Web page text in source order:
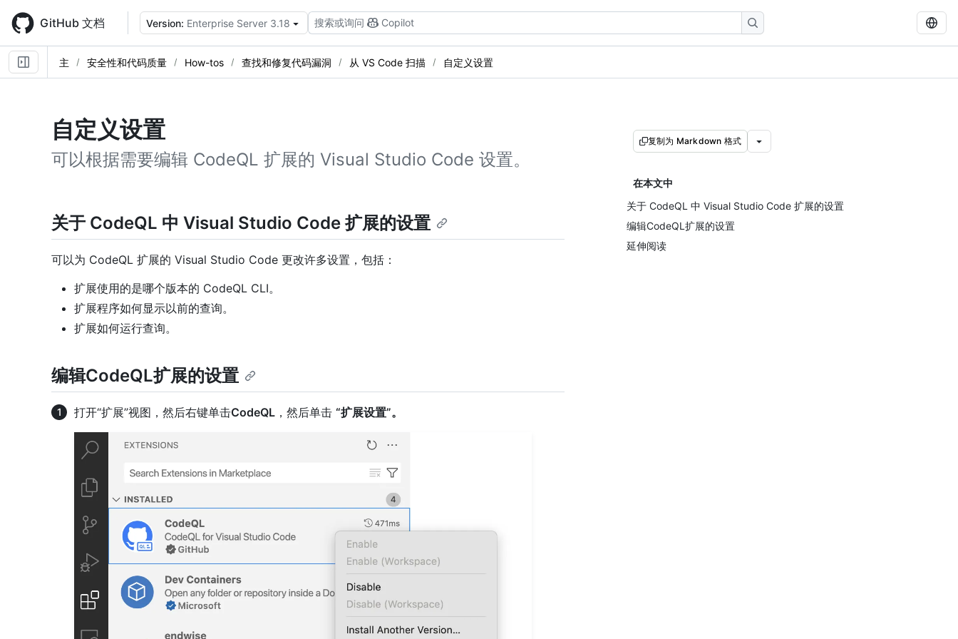
main
content
GitHub 文档 Version: Enterprise Server 3.18 搜索或询问 Copilot
主 安全性和代码质量 How-tos 查找和修复代码漏洞 从 VS Code 扫描 自定义设置
自定义设置
可以根据需要编辑 CodeQL 扩展的 Visual Studio Code 设置。
复制为 Markdown 格式
在本文中
关于 CodeQL 中 Visual Studio Code 扩展的设置
编辑CodeQL扩展的设置
延伸阅读
关于 CodeQL 中 Visual Studio Code 扩展的设置
可以为 CodeQL 扩展的 Visual Studio Code 更改许多设置，包括：
扩展使用的是哪个版本的 CodeQL CLI。
扩展程序如何显示以前的查询。
扩展如何运行查询。
编辑CodeQL扩展的设置
打开“扩展”视图，然后右键单击CodeQL ，然后单击 “扩展设置”。